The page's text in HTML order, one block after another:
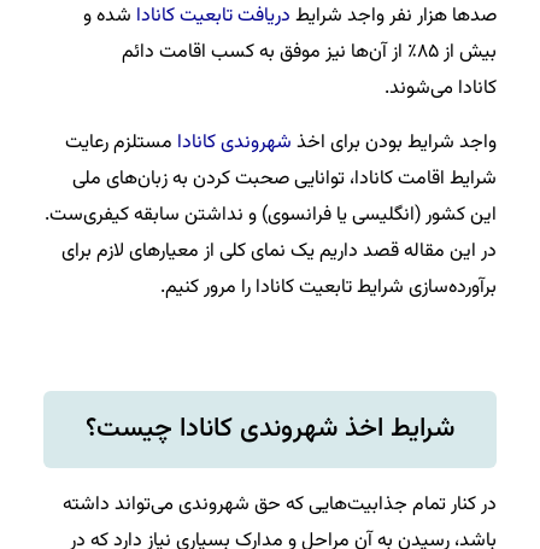
صدها هزار نفر واجد شرایط دریافت تابعیت کانادا شده و
بیش از ۸۵٪ از آن‌ها نیز موفق به کسب اقامت دائم
کانادا می‌شوند.
واجد شرایط بودن برای اخذ شهروندی کانادا مستلزم رعایت
شرایط اقامت کانادا، توانایی صحبت کردن به زبان‌های ملی
این کشور (انگلیسی یا فرانسوی) و نداشتن سابقه کیفری‌ست.
در این مقاله قصد داریم یک نمای کلی از معیارهای لازم برای
برآورده‌سازی شرایط تابعیت کانادا را مرور کنیم.
شرایط اخذ شهروندی کانادا چیست؟
در کنار تمام جذابیت‌هایی که حق شهروندی می‌تواند داشته
باشد، رسیدن به آن مراحل و مدارک بسیاری نیاز دارد که در